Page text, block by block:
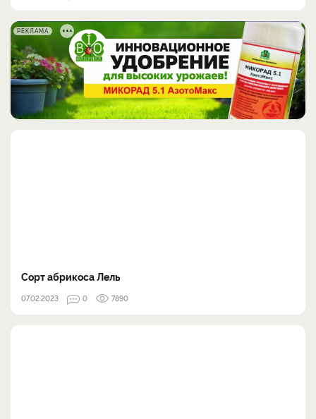
РЕКЛАМА
Сорт абрикоса Лель
07.02.2023 0 7890